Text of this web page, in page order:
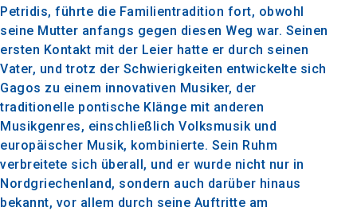
Petridis, führte die Familientradition fort, obwohl
seine Mutter anfangs gegen diesen Weg war. Seinen
ersten Kontakt mit der Leier hatte er durch seinen
Vater, und trotz der Schwierigkeiten entwickelte sich
Gagos zu einem innovativen Musiker, der
traditionelle pontische Klänge mit anderen
Musikgenres, einschließlich Volksmusik und
europäischer Musik, kombinierte. Sein Ruhm
verbreitete sich überall, und er wurde nicht nur in
Nordgriechenland, sondern auch darüber hinaus
bekannt, vor allem durch seine Auftritte am